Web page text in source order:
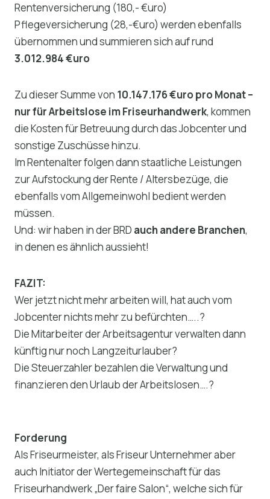
Rentenversicherung (180,- €uro)
Pflegeversicherung (28,-€uro) werden ebenfalls
übernommen und summieren sich auf rund
3.012.984 €uro
Zu dieser Summe von 10.147.176 €uro pro Monat –
nur für Arbeitslose im Friseurhandwerk, kommen
die Kosten für Betreuung durch das Jobcenter und
sonstige Zuschüsse hinzu.
Im Rentenalter folgen dann staatliche Leistungen
zur Aufstockung der Rente / Altersbezüge, die
ebenfalls vom Allgemeinwohl bedient werden
müssen.
Und: wir haben in der BRD auch andere Branchen,
in denen es ähnlich aussieht!
FAZIT:
Wer jetzt nicht mehr arbeiten will, hat auch vom
Jobcenter nichts mehr zu befürchten…..?
Die Mitarbeiter der Arbeitsagentur verwalten dann
künftig nur noch Langzeiturlauber?
Die Steuerzahler bezahlen die Verwaltung und
finanzieren den Urlaub der Arbeitslosen….?
Forderung
Als Friseurmeister, als Friseur Unternehmer aber
auch Initiator der Wertegemeinschaft für das
Friseurhandwerk „Der faire Salon“, welche sich für